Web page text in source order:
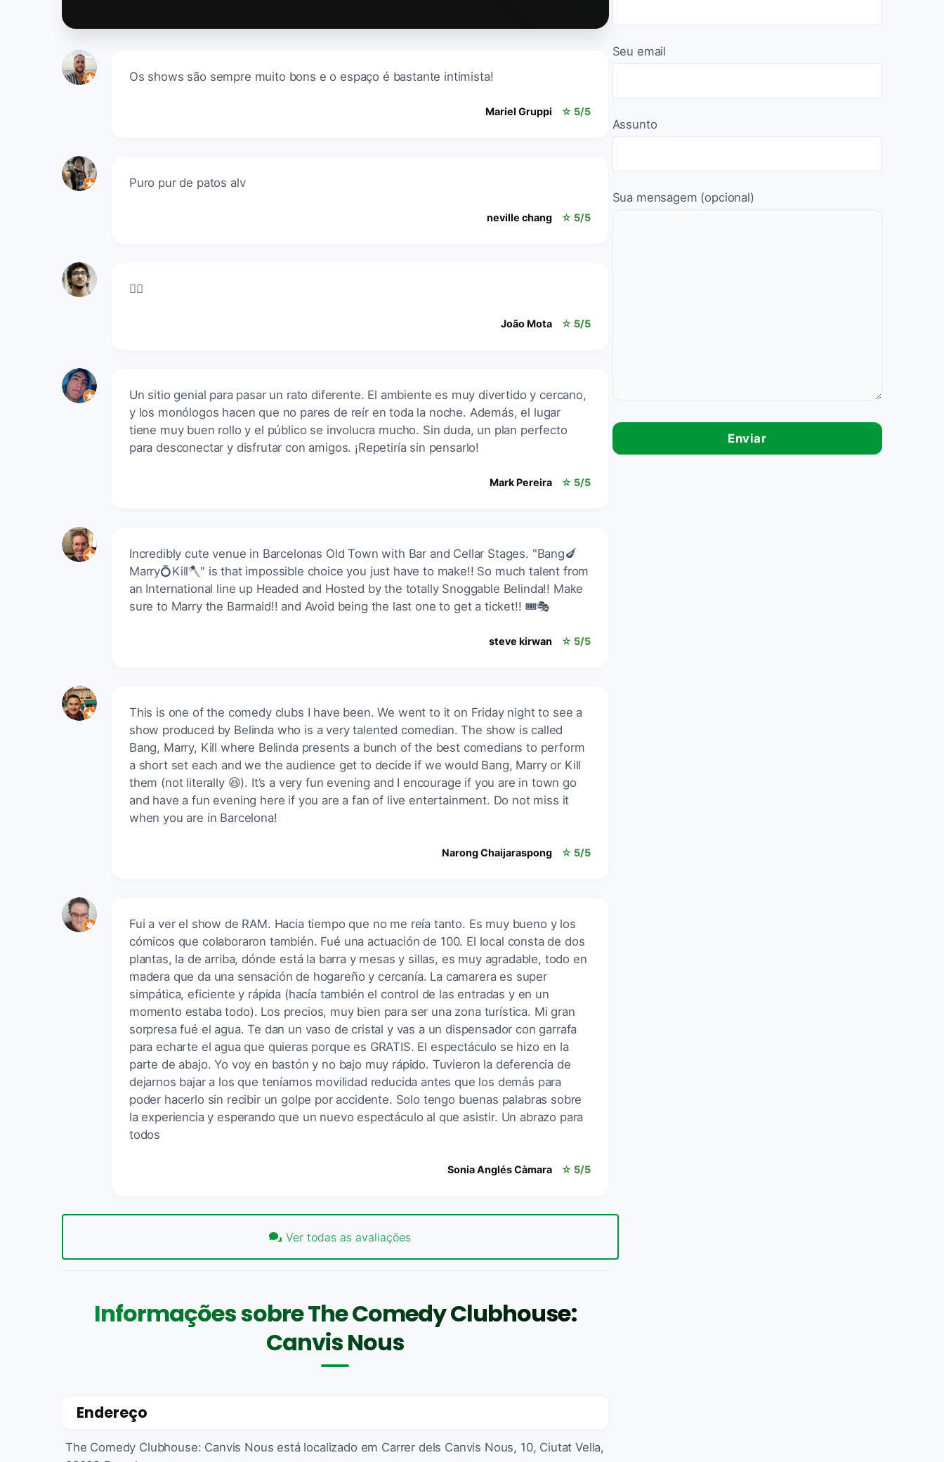
Os shows são sempre muito bons e o espaço é bastante intimista!
Mariel Gruppi ☆ 5/5
Puro pur de patos alv
neville chang ☆ 5/5
👍🏼
João Mota ☆ 5/5
Un sitio genial para pasar un rato diferente. El ambiente es muy divertido y cercano,
y los monólogos hacen que no pares de reír en toda la noche. Además, el lugar
tiene muy buen rollo y el público se involucra mucho. Sin duda, un plan perfecto
para desconectar y disfrutar con amigos. ¡Repetiría sin pensarlo!
Mark Pereira ☆ 5/5
Incredibly cute venue in Barcelonas Old Town with Bar and Cellar Stages. "Bang🍆
Marry💍Kill🪓" is that impossible choice you just have to make!! So much talent from
an International line up Headed and Hosted by the totally Snoggable Belinda!! Make
sure to Marry the Barmaid!! and Avoid being the last one to get a ticket!! 🎟️🎭
steve kirwan ☆ 5/5
This is one of the comedy clubs I have been. We went to it on Friday night to see a
show produced by Belinda who is a very talented comedian. The show is called
Bang, Marry, Kill where Belinda presents a bunch of the best comedians to perform
a short set each and we the audience get to decide if we would Bang, Marry or Kill
them (not literally 😆). It’s a very fun evening and I encourage if you are in town go
and have a fun evening here if you are a fan of live entertainment. Do not miss it
when you are in Barcelona!
Narong Chaijaraspong ☆ 5/5
Fui a ver el show de RAM. Hacia tiempo que no me reía tanto. Es muy bueno y los
cómicos que colaboraron también. Fué una actuación de 100. El local consta de dos
plantas, la de arriba, dónde está la barra y mesas y sillas, es muy agradable, todo en
madera que da una sensación de hogareño y cercanía. La camarera es super
simpática, eficiente y rápida (hacía también el control de las entradas y en un
momento estaba todo). Los precios, muy bien para ser una zona turística. Mi gran
sorpresa fué el agua. Te dan un vaso de cristal y vas a un dispensador con garrafa
para echarte el agua que quieras porque es GRATIS. El espectáculo se hizo en la
parte de abajo. Yo voy en bastón y no bajo muy rápido. Tuvieron la deferencia de
dejarnos bajar a los que teníamos movilidad reducida antes que los demás para
poder hacerlo sin recibir un golpe por accidente. Solo tengo buenas palabras sobre
la experiencia y esperando que un nuevo espectáculo al que asistir. Un abrazo para
todos
Sonia Anglés Càmara ☆ 5/5
Ver todas as avaliações
Informações sobre The Comedy Clubhouse:
Canvis Nous
Endereço
The Comedy Clubhouse: Canvis Nous está localizado em Carrer dels Canvis Nous, 10, Ciutat Vella,
Seu email
Assunto
Sua mensagem (opcional)